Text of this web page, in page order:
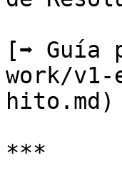
[➡️ Guía
work/
hito.md)
***